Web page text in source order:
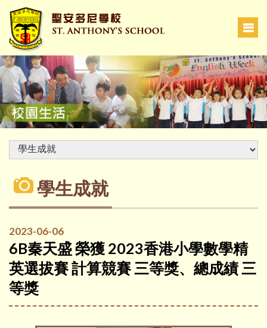
學生成就
2023-06-06
6B秦天盛 榮獲 2023香港小學數學精
英選拔賽 計算競賽 三等獎、總成績 三
等獎